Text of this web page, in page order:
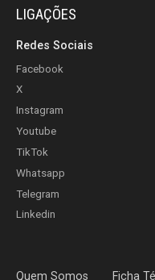
LIGAÇÕES
Redes Sociais
Facebook
X
Instagram
Youtube
TikTok
Whatsapp
Telegram
Linkedin
Quem Somos Ficha